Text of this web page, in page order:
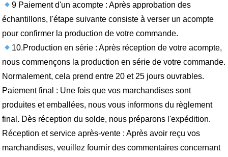
9 Paiement d'un acompte : Après approbation des
échantillons, l'étape suivante consiste à verser un acompte
pour confirmer la production de votre commande.
10.Production en série : Après réception de votre acompte,
nous commençons la production en série de votre commande.
Normalement, cela prend entre 20 et 25 jours ouvrables.
Paiement final : Une fois que vos marchandises sont
produites et emballées, nous vous informons du règlement
final. Dès réception du solde, nous préparons l'expédition.
Réception et service après-vente : Après avoir reçu vos
marchandises, veuillez fournir des commentaires concernant